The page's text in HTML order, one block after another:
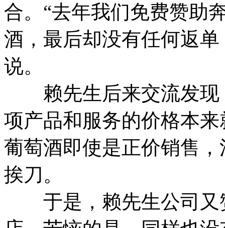
合。“去年我们免费赞助
酒，最后却没有任何返
说。
赖先生后来交流发现
项产品和服务的价格本
葡萄酒即使是正价销售
挨刀。
于是，赖先生公司又